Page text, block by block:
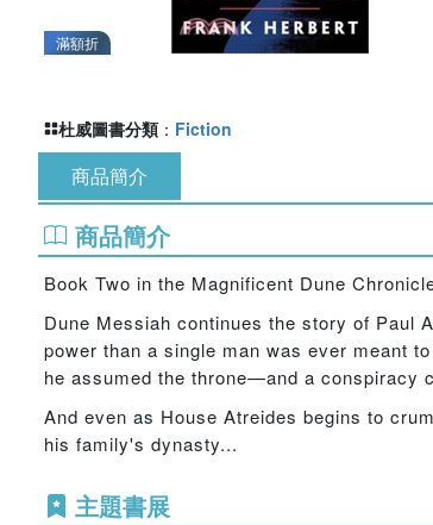
滿額折
杜威圖書分類 ： Fiction
商品簡介
商品簡介
Book Two in the Magnificent Dune
Dune Messiah continues the story of Paul
power than a single man was ever meant
he assumed the throne—and a conspiracy
And even as House Atreides begins to
his family's dynasty...
主題書展